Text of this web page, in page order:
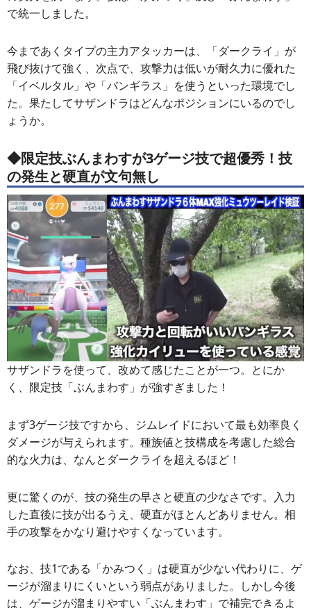
今回はサザンドラが活躍する「ミュウツー」レイドで、そ
で統一しました。
今まであくタイプの主力アタッカーは、「ダークライ」が
飛び抜けて強く、次点で、攻撃力は低いが耐久力に優れた
「イベルタル」や「バンギラス」を使うといった環境でし
ょうか。
◆限定技ぶんまわすが3ゲージ技で超優秀！技
の発生と硬直が文句無し
く、限定技「ぶんまわす」が強すぎました！
まず3ゲージ技ですから、ジムレイドにおいて最も効率良く
的な火力は、なんとダークライを超えるほど！
更に驚くのが、技の発生の早さと硬直の少なさです。入力
手の攻撃をかなり避けやすくなっています。
なお、技1である「かみつく」は硬直が少ない代わりに、ゲ